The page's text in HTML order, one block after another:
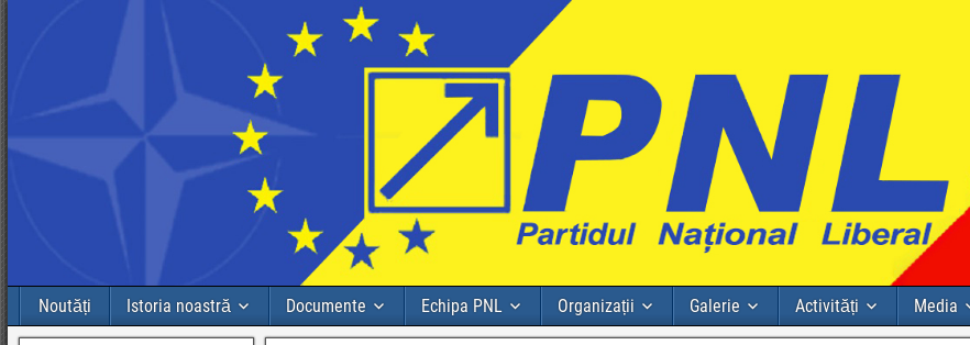
Noutăți Istoria noastră Documente Echipa PNL Organizații Galerie Activități Media